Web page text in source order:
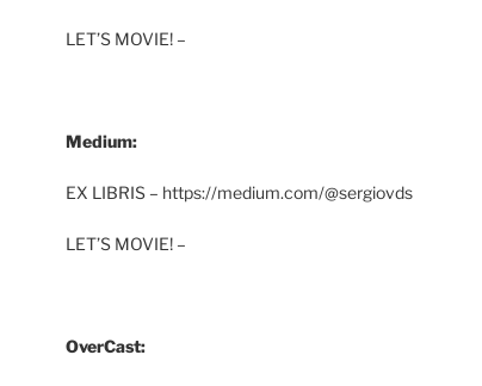
LET’S MOVIE! –
Medium:
EX LIBRIS – https://medium.com/@sergiovds
LET’S MOVIE! –
OverCast: